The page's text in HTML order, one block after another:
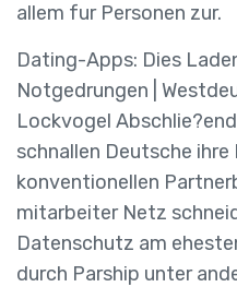
allem fur Personen zur.
Dating-Apps: Dies
Notgedrungen |
Lockvogel
schnallen Deutsche
konventionellen
mitarbeiter Netz
Datenschutz am
durch Parship unter